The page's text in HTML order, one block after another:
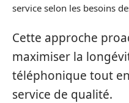
service selon les besoins
Cette approche
maximiser la
téléphonique tout
service de qualité.